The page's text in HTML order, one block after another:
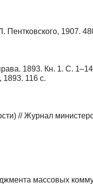
1907.
1893. Кн. 1. С.
116 с.
// Журнал
массовых